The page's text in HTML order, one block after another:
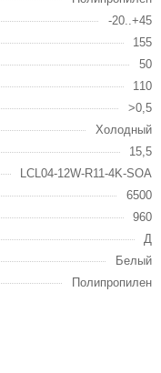
-20..+45
155
50
110
>0,5
Холодный
15,5
LCL04-12W-R11-4K-SOA
6500
960
Д
Белый
Полипропилен